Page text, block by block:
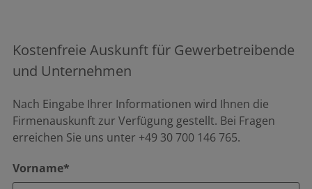
Kostenfreie Auskunft für Gewerbetreibende
und Unternehmen
Nach Eingabe Ihrer Informationen wird Ihnen die
Firmenauskunft zur Verfügung gestellt. Bei Fragen
erreichen Sie uns unter +49 30 700 146 765.
Vorname*